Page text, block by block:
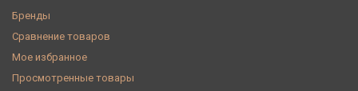
Бренды
Сравнение товаров
Мое избранное
Просмотренные товары